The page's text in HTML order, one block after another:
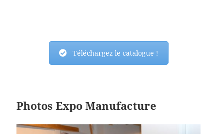
Téléchargez le catalogue !
Photos Expo Manufacture